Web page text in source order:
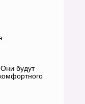
будут